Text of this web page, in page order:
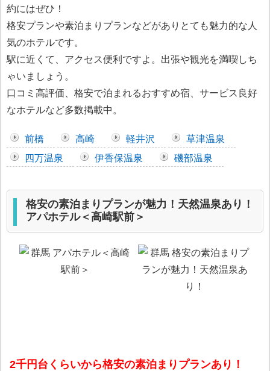
約にはぜひ！
格安プランや素泊まりプランなどがありとても魅力的な人
気のホテルです。
駅に近くて、アクセス便利ですよ。出張や観光を満喫しち
ゃいましょう。
口コミ高評価、格安で泊まれるおすすめ宿、サービス良好
なホテルなど多数掲載中。
前橋 高崎 軽井沢
草津温泉
四万温泉
伊香保温泉 磯部温泉
格安の素泊まりプランが魅力！天然温泉あり！
アパホテル＜高崎駅前＞
2千円台くらいから格安の素泊まりプランあり！